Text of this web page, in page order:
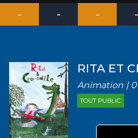
-
- - -
RITA ET
Animation |
TOUT PUBLIC